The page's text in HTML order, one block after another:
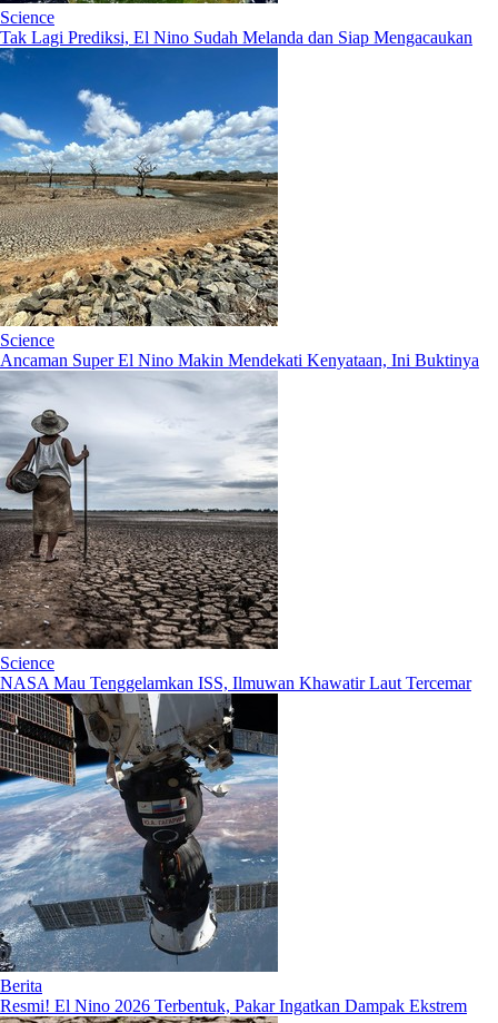
Science
Tak Lagi Prediksi, El Nino Sudah Melanda dan Siap Mengacaukan
Science
Ancaman Super El Nino Makin Mendekati Kenyataan, Ini Buktinya
Science
NASA Mau Tenggelamkan ISS, Ilmuwan Khawatir Laut Tercemar
Berita
Resmi! El Nino 2026 Terbentuk, Pakar Ingatkan Dampak Ekstrem